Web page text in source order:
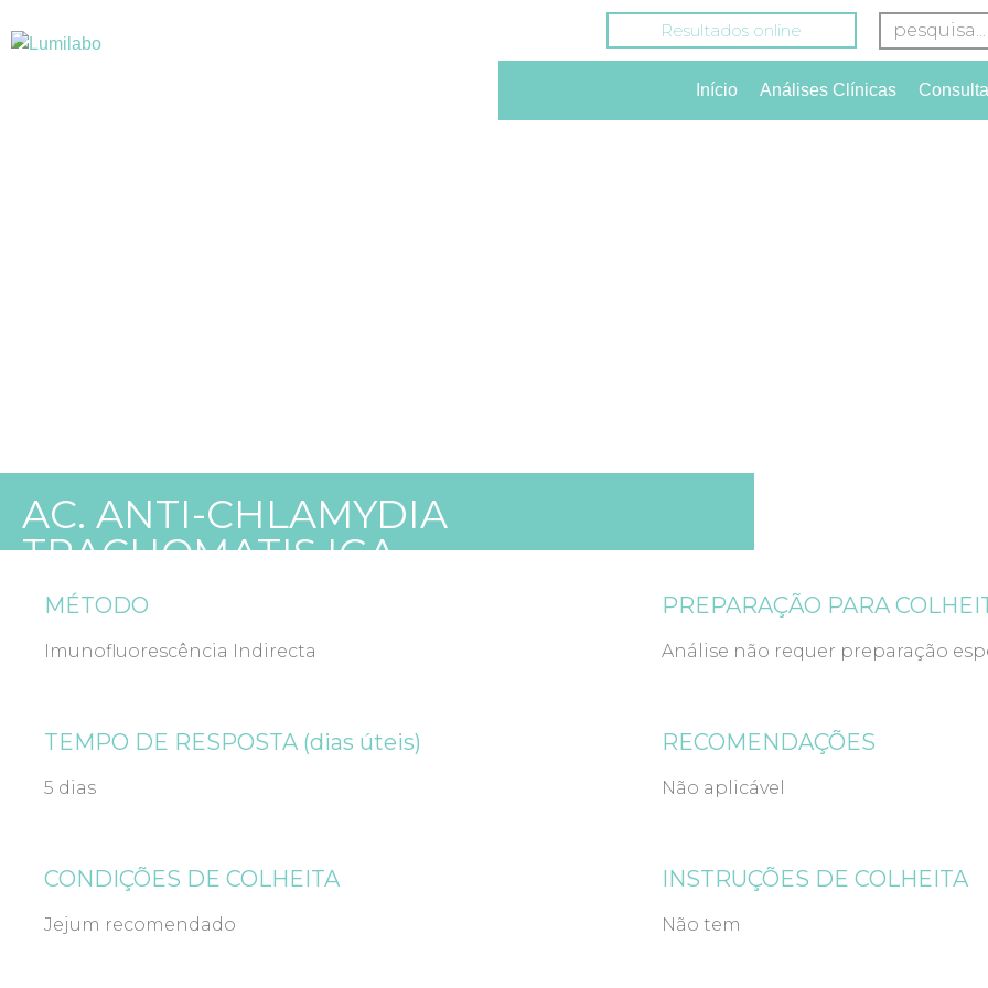
Resultados online
Início Análises Clínicas
AC. ANTI-CHLAMYDIA
TRACHOMATIS IGA
MÉTODO
Imunofluorescência Indirecta
PREPARAÇÃO PARA
Análise não requer preparação
TEMPO DE RESPOSTA (dias úteis)
5 dias
RECOMENDAÇÕES
Não aplicável
CONDIÇÕES DE COLHEITA
Jejum recomendado
INSTRUÇÕES DE COLHEITA
Não tem